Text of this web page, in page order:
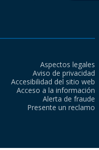
Aspectos legales
Aviso de privacidad
Accesibilidad del sitio web
Acceso a la información
Alerta de fraude
Presente un reclamo